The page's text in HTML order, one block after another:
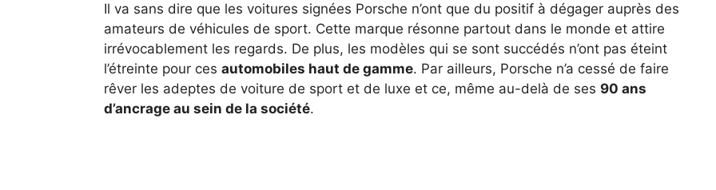
Il va sans dire que les voitures signées Porsche n’ont que du positif à dégager auprès des
amateurs de véhicules de sport. Cette marque résonne partout dans le monde et attire
irrévocablement les regards. De plus, les modèles qui se sont succédés n’ont pas éteint
l’étreinte pour ces automobiles haut de gamme. Par ailleurs, Porsche n’a cessé de faire
rêver les adeptes de voiture de sport et de luxe et ce, même au-delà de ses 90 ans
d’ancrage au sein de la société.